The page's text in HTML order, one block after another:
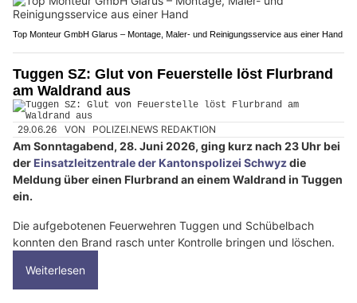
Top Monteur GmbH Glarus – Montage, Maler- und Reinigungsservice aus einer Hand
Tuggen SZ: Glut von Feuerstelle löst Flurbrand
am Waldrand aus
29.06.26 VON POLIZEI.NEWS REDAKTION
Am Sonntagabend, 28. Juni 2026, ging kurz nach 23 Uhr bei
der Einsatzleitzentrale der Kantonspolizei Schwyzdie
Meldung über einen Flurbrand an einem Waldrand in Tuggen
ein.
Die aufgebotenen Feuerwehren Tuggen und Schübelbach
konnten den Brand rasch unter Kontrolle bringen und löschen.
Weiterlesen